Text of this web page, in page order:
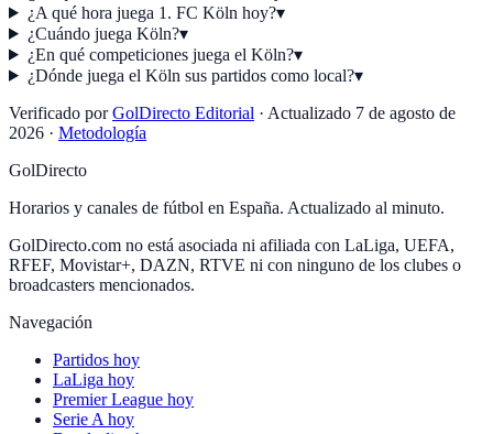
¿A qué hora juega 1. FC Köln hoy?▾
¿Cuándo juega Köln?▾
¿En qué competiciones juega el Köln?▾
¿Dónde juega el Köln sus partidos como local?▾
Verificado por GolDirecto Editorial · Actualizado 7 de agosto de
2026 · Metodología
GolDirecto
Horarios y canales de fútbol en España. Actualizado al minuto.
GolDirecto.com no está asociada ni afiliada con LaLiga, UEFA,
RFEF, Movistar+, DAZN, RTVE ni con ninguno de los clubes o
broadcasters mencionados.
Navegación
Partidos hoy
LaLiga hoy
Premier League hoy
Serie A hoy